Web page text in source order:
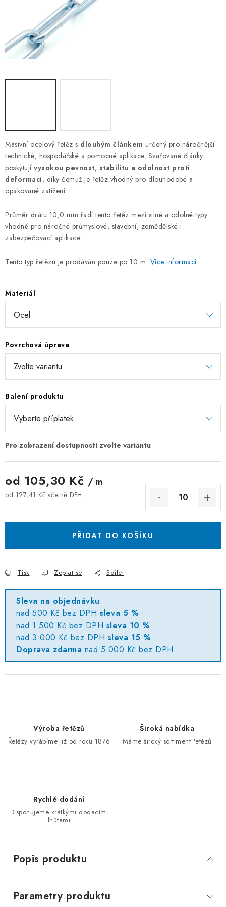
KLADKY
KLÍČOVÉ KROUŽKY
KLÍČOVÉ PŘÍVĚSKY
NOUZOVÉ ČLÁNKY
ZÁVLAČKY
KURTY A POPRUHY
TEXTILNÍ LANA
ZÁVĚSNÉ ŘETĚZY PRO KVĚTINÁČE
Úvod O nás Spolupráce Novinky Kontakt
Masivní ocelový řetěz s dlouhým článkem určený pro náročnější
technické, hospodářské a pomocné aplikace. Svařované články
poskytují vysokou pevnost, stabilitu a odolnost proti
deformaci, díky čemuž je řetěz vhodný pro dlouhodobé a
opakované zatížení.
Průměr drátu 10,0 mm řadí tento řetěz mezi silné a odolné typy
vhodné pro náročné průmyslové, stavební, zemědělské i
zabezpečovací aplikace.
Tento typ řetězu je prodáván pouze po 10 m. Více informací
Materiál
Povrchová úprava
Balení produktu
od 105,30 Kč / m
od 127,41 Kč včetně DPH
PŘIDAT DO KOŠÍKU
Tisk Zeptat se Sdílet
Sleva na objednávku:
nad 500 Kč bez DPH sleva 5 %
nad 1 500 Kč bez DPH sleva 10 %
nad 3 000 Kč bez DPH sleva 15 %
Doprava zdarma nad 5 000 Kč bez DPH
Výroba řetězů
Řetězy vyrábíme již od roku 1876
Široká nabídka
Máme široký sortiment řetězů
Rychlé dodání
Disponujeme krátkými dodacími
lhůtami
Popis produktu
Parametry produktu